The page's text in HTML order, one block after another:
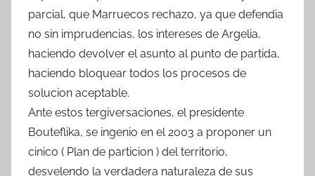
parcial, que Marruecos rechazo, ya que defendia
no sin imprudencias, los intereses de Argelia,
haciendo devolver el asunto al punto de partida,
haciendo bloquear todos los procesos de
solucion aceptable.
Ante estos tergiversaciones, el presidente
Bouteflika, se ingenio en el 2003 a proponer un
cinico ( Plan de particion ) del territorio,
desvelendo la verdadera naturaleza de sus